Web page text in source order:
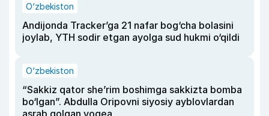
O‘zbekiston
Andijonda Tracker’ga 21 nafar bog‘cha bolasini
joylab, YTH sodir etgan ayolga sud hukmi o‘qildi
O‘zbekiston
“Sakkiz qator she’rim boshimga sakkizta bomba
bo‘lgan”. Abdulla Oripovni siyosiy ayblovlardan
asrab qolgan voqea